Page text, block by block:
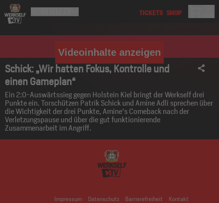
Videoinhalte anzeigen
Schick: „Wir hatten Fokus, Kontrolle und
einen Gameplan“
Ein 2:0-Auswärtssieg gegen Holstein Kiel bringt der Werkself drei
Punkte ein. Torschützen Patrik Schick und Amine Adli sprechen über
die Wichtigkeit der drei Punkte, Amine's Comeback nach der
Verletzungspause und über die gut funktionierende
Zusammenarbeit im Angriff.
Impressum Datenschutz Barrierefreiheit Kontakt